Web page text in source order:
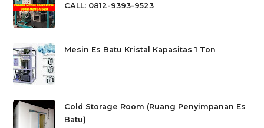
CALL: 0812-9393-9523
Mesin Es Batu Kristal Kapasitas 1 Ton
Cold Storage Room (Ruang Penyimpanan Es
Batu)